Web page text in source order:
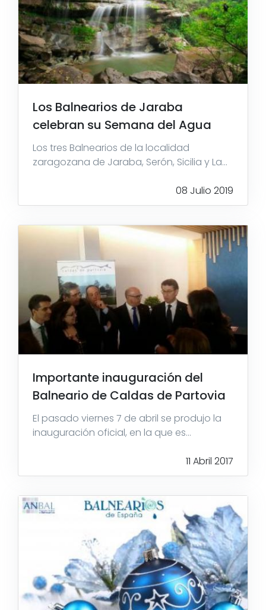
Los Balnearios de Jaraba
celebran su Semana del Agua
Los tres Balnearios de la localidad
zaragozana de Jaraba, Serón, Sicilia y La...
08 Julio 2019
Importante inauguración del
Balneario de Caldas de Partovia
El pasado viernes 7 de abril se produjo la
inauguración oficial, en la que es...
11 Abril 2017